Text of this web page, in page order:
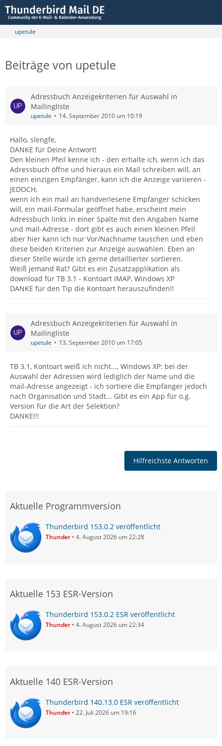
upetule
Beiträge von upetule
Adressbuch Anzeigekriterien für Auswahl in
Mailingliste
upetule 14. September 2010 um 10:19
Hallo, slengfe,
DANKE für Deine Antwort!
Den kleinen Pfeil kenne ich - den erhalte ich, wenn ich das
Adressbuch öffne und hieraus ein Mail schreiben will, an
einen einzigen Empfänger, kann ich die Anzeige variieren -
JEDOCH,
wenn ich ein mail an handverlesene Empfänger schicken
will, ein mail-Formular geöffnet habe, erscheint mein
Adressbuch links in einer Spalte mit den Angaben Name
und mail-Adresse - dort gibt es auch einen kleinen Pfeil
aber hier kann ich nur Vor/Nachname tauschen und eben
diese beiden Kriterien zur Anzeige auswählen. Eben an
dieser Stelle würde ich gerne detaillierter sortieren.
Weiß jemand Rat? Gibt es ein Zusatzapplikation als
download für TB 3.1 - Kontoart IMAP, Windows XP
DANKE für den Tip die Kontoart herauszufinden!!
Adressbuch Anzeigekriterien für Auswahl in
Mailingliste
upetule 13. September 2010 um 17:05
TB 3.1, Kontoart weiß ich nicht..., Windows XP: bei der
Auswahl der Adressen wird lediglich der Name und die
mail-Adresse angezeigt - ich sortiere die Empfänger jedoch
nach Organisation und Stadt... Gibt es ein App für o.g.
Version für die Art der Selektion?
DANKE!!!
Hilfreichste Antworten
Aktuelle Programmversion
Thunderbird 153.0.2 veröffentlicht
Thunder 4. August 2026 um 22:28
Aktuelle 153 ESR-Version
Thunderbird 153.0.2 ESR veröffentlicht
Thunder 4. August 2026 um 22:34
Aktuelle 140 ESR-Version
Thunderbird 140.13.0 ESR veröffentlicht
Thunder 22. Juli 2026 um 19:16